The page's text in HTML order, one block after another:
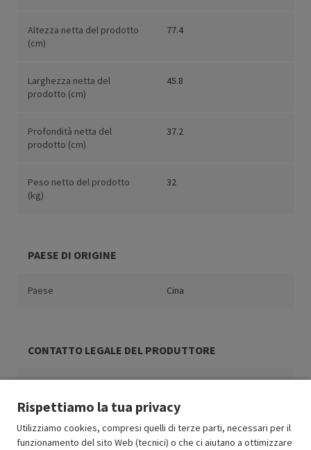
Altezza netta del prodotto
(cm)
77.4
Larghezza netta del
prodotto (cm)
45.8
Profondità netta del
prodotto (cm)
37.2
Peso netto del prodotto
(kg)
32
PAESE DI ORIGINE
Paese Cina
CONTATTO LEGALE DEL PRODUTTORE
Rispettiamo la tua privacy
Utilizziamo cookies, compresi quelli di terze parti, necessari per il
funzionamento del sito Web (tecnici) o che ci aiutano a ottimizzare